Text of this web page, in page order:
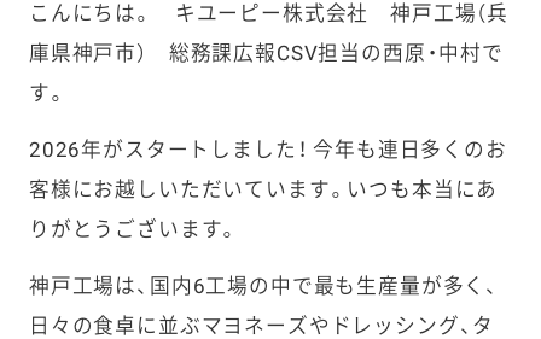
こんにちは。 キユーピー株式会社 神戸工場（兵
庫県神戸市） 総務課広報CSV担当の西原・中村で
す。
2026年がスタートしました！ 今年も連日多くのお
客様にお越しいただいています。いつも本当にあ
りがとうございます。
神戸工場は、国内6工場の中で最も生産量が多く、
日々の食卓に並ぶマヨネーズやドレッシング、タ